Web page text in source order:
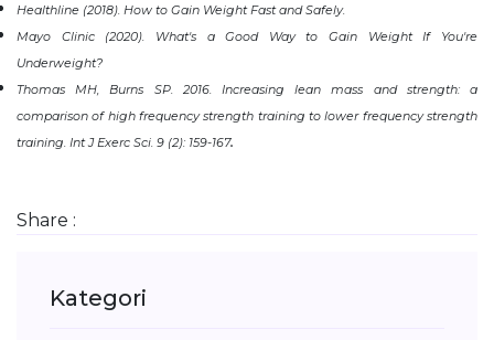
Healthline (2018). How to Gain Weight Fast and Safely.
Mayo Clinic (2020). What's a Good Way to Gain Weight If You're
Underweight?
Thomas MH, Burns SP. 2016. Increasing lean mass and strength: a
comparison of high frequency strength training to lower frequency strength
training. Int J Exerc Sci. 9 (2): 159-167.
Share :
Kategori